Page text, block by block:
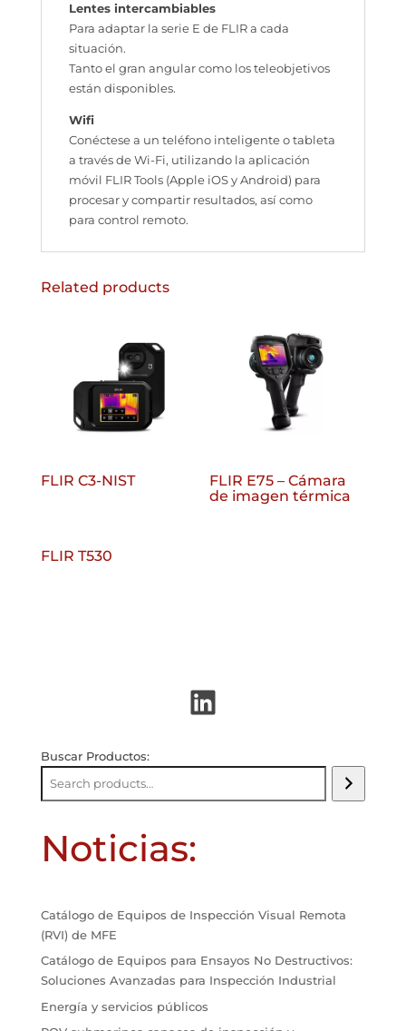
Lentes intercambiables
Para adaptar la serie E de FLIR a cada
situación.
Tanto el gran angular como los teleobjetivos
están disponibles.
Wifi
Conéctese a un teléfono inteligente o tableta
a través de Wi-Fi, utilizando la aplicación
móvil FLIR Tools (Apple iOS y Android) para
procesar y compartir resultados, así como
para control remoto.
Related products
FLIR C3-NIST
FLIR E75 – Cámara
de imagen térmica
FLIR T530
LinkedIn
Buscar Productos:
Noticias:
Catálogo de Equipos de Inspección Visual Remota
(RVI) de MFE
Catálogo de Equipos para Ensayos No Destructivos:
Soluciones Avanzadas para Inspección Industrial
Energía y servicios públicos